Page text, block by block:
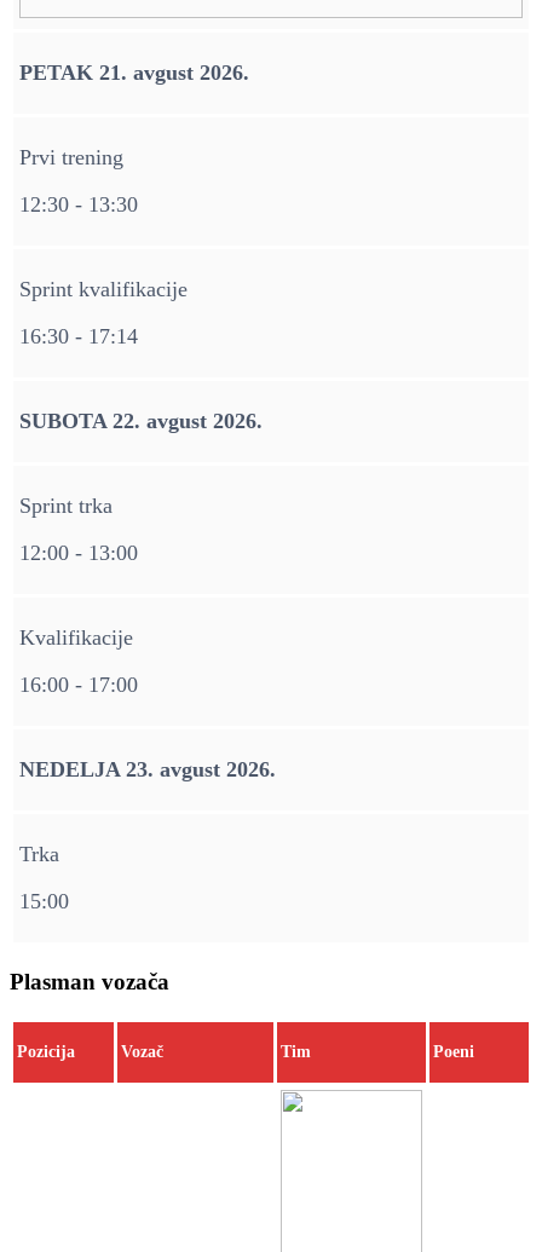
PETAK 21. avgust 2026.
Prvi trening
12:30 - 13:30
Sprint kvalifikacije
16:30 - 17:14
SUBOTA 22. avgust 2026.
Sprint trka
12:00 - 13:00
Kvalifikacije
16:00 - 17:00
NEDELJA 23. avgust 2026.
Trka
15:00
Plasman vozača
Pozicija Vozač Tim Poeni